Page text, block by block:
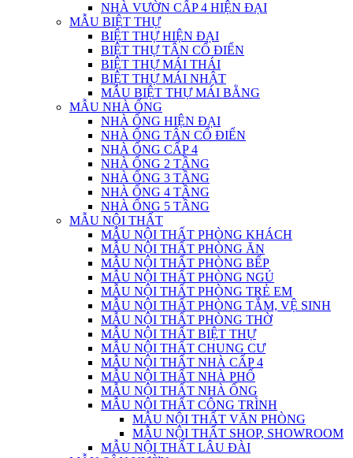
NHÀ VƯỜN CẤP 4 HIỆN ĐẠI
MẪU BIỆT THỰ
BIỆT THỰ HIỆN ĐẠI
BIỆT THỰ TÂN CỔ ĐIỂN
BIỆT THỰ MÁI THÁI
BIỆT THỰ MÁI NHẬT
MẪU BIỆT THỰ MÁI BẰNG
MẪU NHÀ ỐNG
NHÀ ỐNG HIỆN ĐẠI
NHÀ ỐNG TÂN CỔ ĐIỂN
NHÀ ỐNG CẤP 4
NHÀ ỐNG 2 TẦNG
NHÀ ỐNG 3 TẦNG
NHÀ ỐNG 4 TẦNG
NHÀ ỐNG 5 TẦNG
MẪU NỘI THẤT
MẪU NỘI THẤT PHÒNG KHÁCH
MẪU NỘI THẤT PHÒNG ĂN
MẪU NỘI THẤT PHÒNG BẾP
MẪU NỘI THẤT PHÒNG NGỦ
MẪU NỘI THẤT PHÒNG TRẺ EM
MẪU NỘI THẤT PHÒNG TẮM, VỆ SINH
MẪU NỘI THẤT PHÒNG THỜ
MẪU NỘI THẤT BIỆT THỰ
MẪU NỘI THẤT CHUNG CƯ
MẪU NỘI THẤT NHÀ CẤP 4
MẪU NỘI THẤT NHÀ PHỐ
MẪU NỘI THẤT NHÀ ỐNG
MẪU NỘI THẤT CÔNG TRÌNH
MẪU NỘI THẤT VĂN PHÒNG
MẪU NỘI THẤT SHOP, SHOWROOM
MẪU NỘI THẤT LÂU ĐÀI